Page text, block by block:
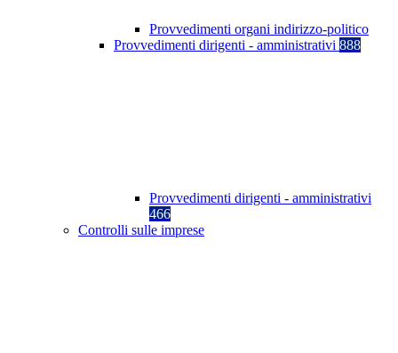
Provvedimenti organi indirizzo-politico
Provvedimenti dirigenti - amministrativi 888
Provvedimenti dirigenti - amministrativi
466
Controlli sulle imprese